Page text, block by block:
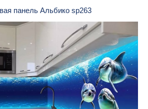
панель Альбико sp263